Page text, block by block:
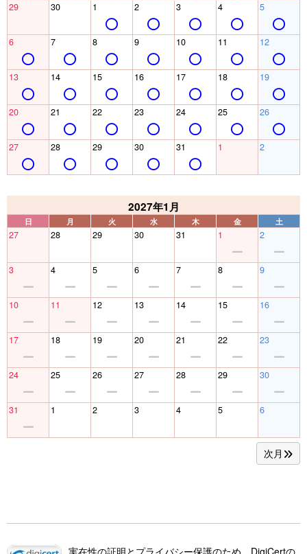
29 30 1 2 3 4 5
6 7 8 9 10 11 12
13 14 15 16 17 18 19
20 21 22 23 24 25 26
27 28 29 30 31 1 2
2027年1月
日 月 火 水 木 金 土
27 28 29 30 31 1 2
3 4 5 6 7 8 9
10 11 12 13 14 15 16
17 18 19 20 21 22 23
24 25 26 27 28 29 30
31 1 2 3 4 5 6
次月